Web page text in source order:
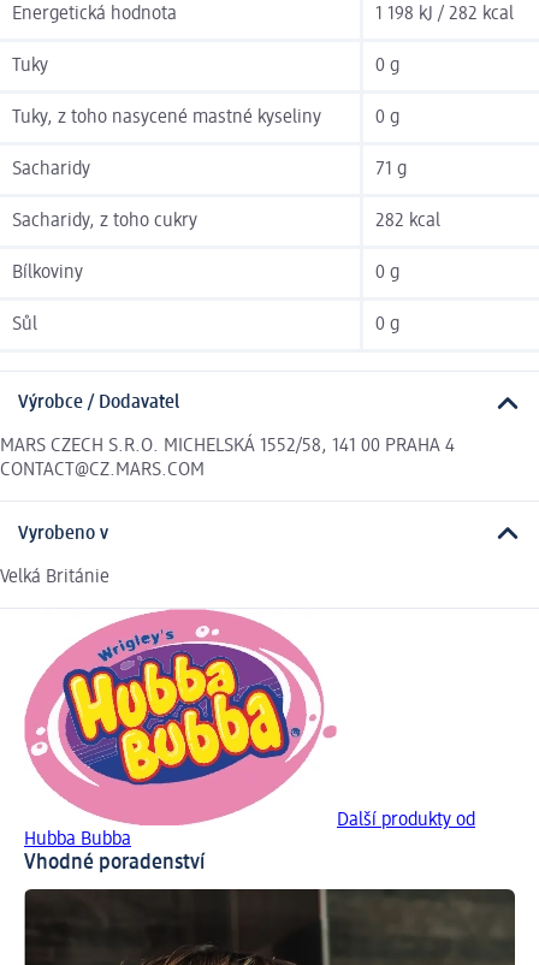
Energetická hodnota 1 198 kJ / 282 kcal
Tuky 0 g
Tuky, z toho nasycené mastné kyseliny 0 g
Sacharidy 71 g
Sacharidy, z toho cukry 282 kcal
Bílkoviny 0 g
Sůl 0 g
Výrobce / Dodavatel
MARS CZECH S.R.O. MICHELSKÁ 1552/58, 141 00 PRAHA 4
CONTACT@CZ.MARS.COM
Vyrobeno v
Velká Británie
Další produkty od
Hubba Bubba
Vhodné poradenství